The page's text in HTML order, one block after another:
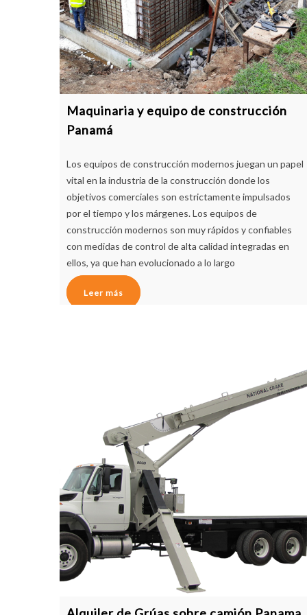
Maquinaria y equipo de construcción
Panamá
Los equipos de construcción modernos juegan un papel
vital en la industria de la construcción donde los
objetivos comerciales son estrictamente impulsados
por el tiempo y los márgenes. Los equipos de
construcción modernos son muy rápidos y confiables
con medidas de control de alta calidad integradas en
ellos, ya que han evolucionado a lo largo
Leer más